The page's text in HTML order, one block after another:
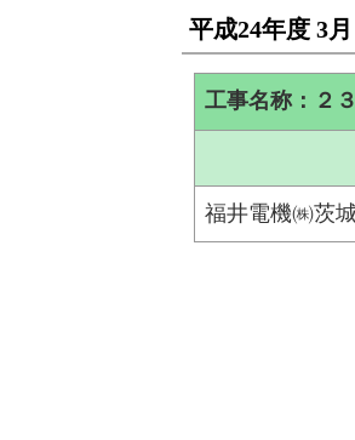
平成24年度 3月
工事名称：２
福井電機㈱茨